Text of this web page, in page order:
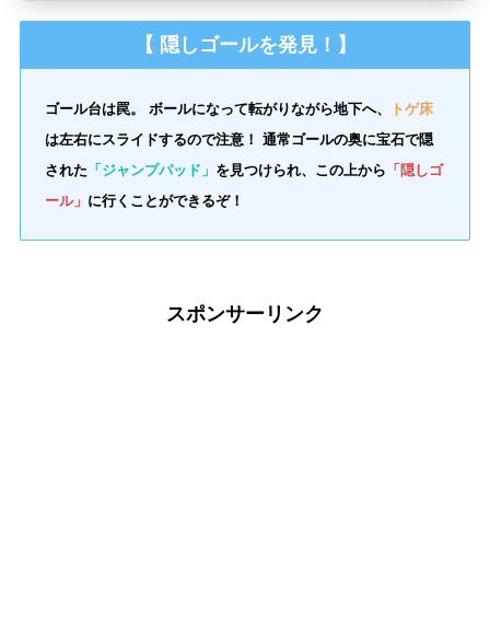
【 隠しゴールを発見！】
ゴール台は罠。 ボールになって転がりながら地下へ、
トゲ床
は左右にスライドするので注意！ 通常ゴールの奥に宝石で隠
された 「ジャンプパッド」 を見つけられ、この上から 「隠しゴ
ール」 に行くことができるぞ！
スポンサーリンク